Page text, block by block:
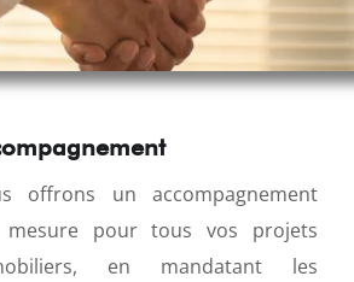
offrons un accompagnement
mesure pour tous vos projets
en mandatant les